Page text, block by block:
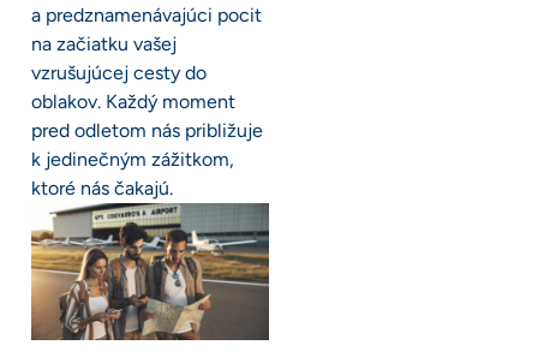
a predznamenávajúci pocit
na začiatku vašej
vzrušujúcej cesty do
oblakov. Každý moment
pred odletom nás približuje
k jedinečným zážitkom,
ktoré nás čakajú.